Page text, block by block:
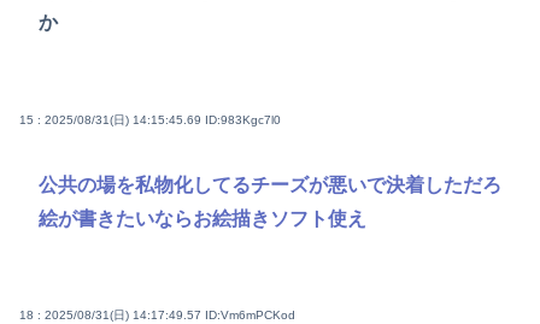
か
15 : 2025/08/31(日) 14:15:45.69 ID:983Kgc7l0
公共の場を私物化してるチーズが悪いで決着しただろ
絵が書きたいならお絵描きソフト使え
18 : 2025/08/31(日) 14:17:49.57 ID:Vm6mPCKod